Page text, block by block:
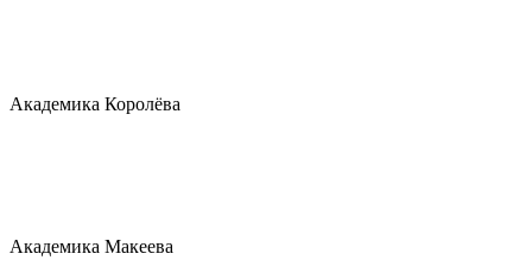
Академика Королёва
Академика Макеева